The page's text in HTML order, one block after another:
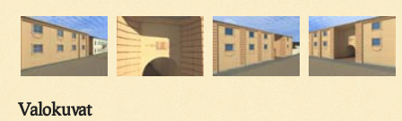
Valokuvat